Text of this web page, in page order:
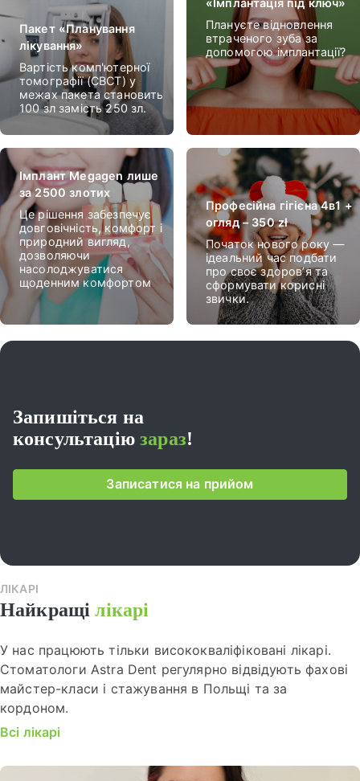
Пакет «Планування
лікування»
Вартість комп'ютерної
томографії (CBCT) у
межах пакета становить
100 зл замість 250 зл.
Плануєте відновлення
втраченого зуба за
допомогою імплантації?
Імплант Megagen лише
за 2500 злотих
Це рішення забезпечує
довговічність, комфорт і
природний вигляд,
дозволяючи
насолоджуватися
щоденним комфортом
Професійна гігієна 4в1 +
огляд – 350 zł
Початок нового року —
ідеальний час подбати
про своє здоров’я та
сформувати корисні
звички.
Запишіться на
консультаціюзараз!
Записатися на прийом
ЛІКАРІ
Найкращілікарі
У нас працюють тільки висококваліфіковані лікарі.
Стоматологи Astra Dent регулярно відвідують фахові
майстер-класи і стажування в Польщі та за
кордоном.
Всі лікарі